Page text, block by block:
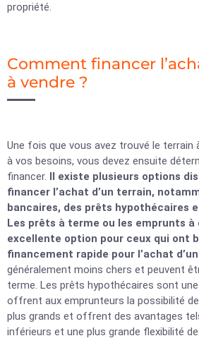
propriété.
Comment financer
à vendre ?
Une fois que vous avez trouvé le terrain
à vos besoins, vous devez ensuite
financer. Il existe plusieurs options
financer l’achat d’un terrain,
bancaires, des prêts hypothécaires
Les prêts à terme ou les emprunts
excellente option pour ceux qui ont
financement rapide pour l’achat
généralement moins chers et peuvent
terme. Les prêts hypothécaires sont
offrent aux emprunteurs la possibilité
plus grands et offrent des avantages
inférieurs et une plus grande flexibilité